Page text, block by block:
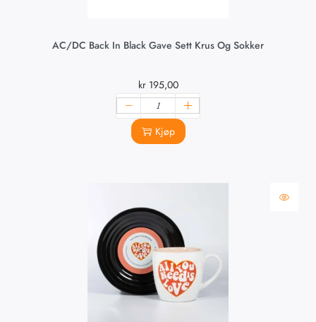
AC/DC Back In Black Gave Sett Krus Og Sokker
kr195,00
Kjøp